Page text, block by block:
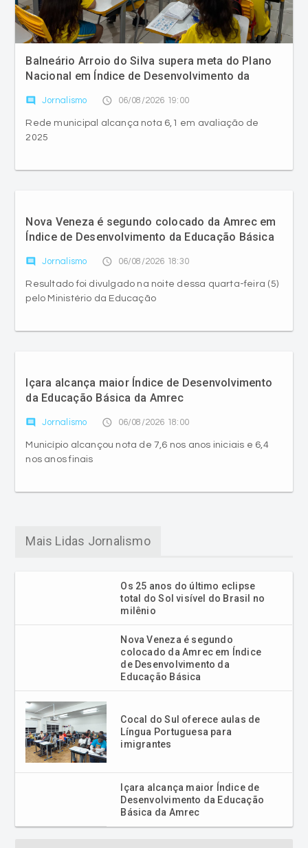
Balneário Arroio do Silva supera meta do Plano
Nacional em Índice de Desenvolvimento da
comment Jornalismo access_time 06/08/2026 19:00
Rede municipal alcança nota 6,1 em avaliação de
2025
Nova Veneza é segundo colocado da Amrec em
Índice de Desenvolvimento da Educação Básica
comment Jornalismo access_time 06/08/2026 18:30
Resultado foi divulgado na noite dessa quarta-feira (5)
pelo Ministério da Educação
Içara alcança maior Índice de Desenvolvimento
da Educação Básica da Amrec
comment Jornalismo access_time 06/08/2026 18:00
Município alcançou nota de 7,6 nos anos iniciais e 6,4
nos anos finais
Mais Lidas Jornalismo
Os 25 anos do último eclipse
total do Sol visível do Brasil no
milênio
Nova Veneza é segundo
colocado da Amrec em Índice
de Desenvolvimento da
Educação Básica
Cocal do Sul oferece aulas de
Língua Portuguesa para
imigrantes
Içara alcança maior Índice de
Desenvolvimento da Educação
Básica da Amrec